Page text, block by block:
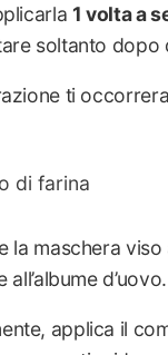
1 volta a
soltanto dopo
ti
di farina
la maschera viso
d’uovo.
applica il